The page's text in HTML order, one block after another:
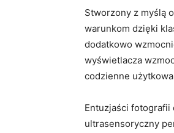
Stworzony z myślą
warunkom dzięki
dodatkowo
wyświetlacza
codzienne
Entuzjaści fotografii
ultrasensoryczny